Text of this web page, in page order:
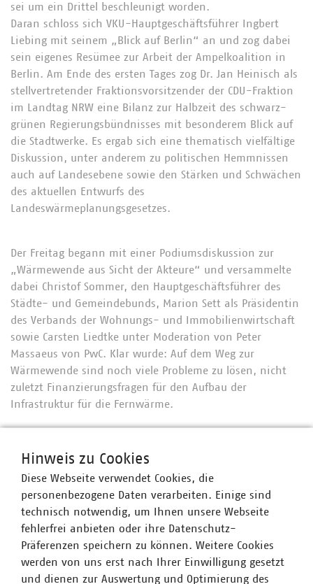
sei um ein Drittel beschleunigt worden.
Daran schloss sich VKU-Hauptgeschäftsführer Ingbert
Liebing mit seinem „Blick auf Berlin“ an und zog dabei
sein eigenes Resümee zur Arbeit der Ampelkoalition in
Berlin. Am Ende des ersten Tages zog Dr. Jan Heinisch als
stellvertretender Fraktionsvorsitzender der CDU-Fraktion
im Landtag NRW eine Bilanz zur Halbzeit des schwarz-
grünen Regierungsbündnisses mit besonderem Blick auf
die Stadtwerke. Es ergab sich eine thematisch vielfältige
Diskussion, unter anderem zu politischen Hemmnissen
auch auf Landesebene sowie den Stärken und Schwächen
des aktuellen Entwurfs des
Landeswärmeplanungsgesetzes.
Der Freitag begann mit einer Podiumsdiskussion zur
„Wärmewende aus Sicht der Akteure“ und versammelte
dabei Christof Sommer, den Hauptgeschäftsführer des
Städte- und Gemeindebunds, Marion Sett als Präsidentin
des Verbands der Wohnungs- und Immobilienwirtschaft
sowie Carsten Liedtke unter Moderation von Peter
Massaeus von PwC. Klar wurde: Auf dem Weg zur
Wärmewende sind noch viele Probleme zu lösen, nicht
zuletzt Finanzierungsfragen für den Aufbau der
Infrastruktur für die Fernwärme.
dem Vorsitzenden der 8. Beschlusskammer des
Bundeskartellamtes zu den Entwicklungen des
Energiemarktes aus kartellrechtlicher Sicht, der mit
einem Fokus auf kartellrechtliche Aspekte der Fernwärme
ausführte. Die Besonderheiten der Fernwärme ließen eine
flächendeckende (Preis-)Regulierung nicht zielführend
erscheinen.
Hinweis zu Cookies
Diese Webseite verwendet Cookies, die
personenbezogene Daten verarbeiten. Einige sind
technisch notwendig, um Ihnen unsere Webseite
fehlerfrei anbieten oder ihre Datenschutz-
Präferenzen speichern zu können. Weitere Cookies
werden von uns erst nach Ihrer Einwilligung gesetzt
und dienen zur Auswertung und Optimierung des